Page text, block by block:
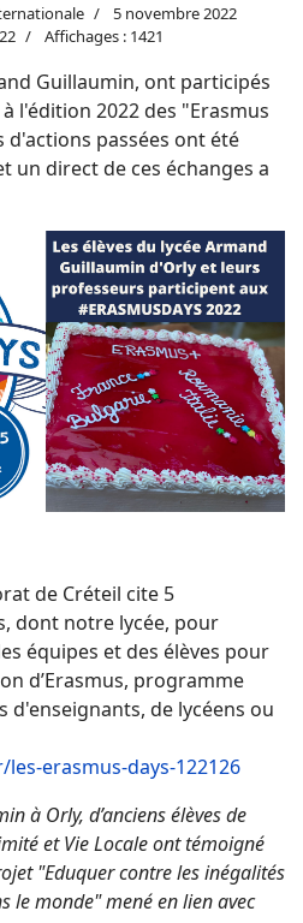
5 novembre 2022
Affichages : 1421
Guillaumin, ont participés
l'édition 2022 des "Erasmus
d'actions passées ont été
un direct de ces échanges a
de Créteil cite 5
dont notre lycée, pour
équipes et des élèves pour
d’Erasmus, programme
d'enseignants, de lycéens ou
erasmus-days-122126
à Orly, d’anciens élèves de
et Vie Locale ont témoigné
"Eduquer contre les inégalités
le monde" mené en lien avec